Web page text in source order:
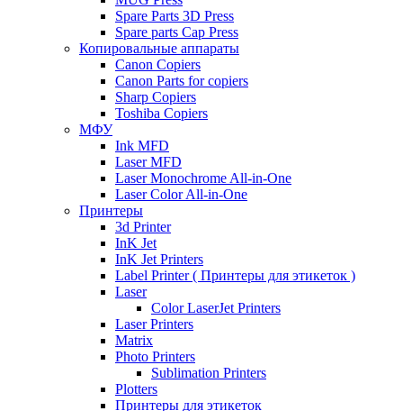
Spare Parts 3D Press
Spare parts Cap Press
Копировальные аппараты
Canon Copiers
Canon Parts for copiers
Sharp Copiers
Toshiba Copiers
МФУ
Ink MFD
Laser MFD
Laser Monochrome All-in-One
Laser Color All-in-One
Принтеры
3d Printer
InK Jet
InK Jet Printers
Label Printer ( Принтеры для этикеток )
Laser
Color LaserJet Printers
Laser Printers
Matrix
Photo Printers
Sublimation Printers
Plotters
Принтеры для этикеток